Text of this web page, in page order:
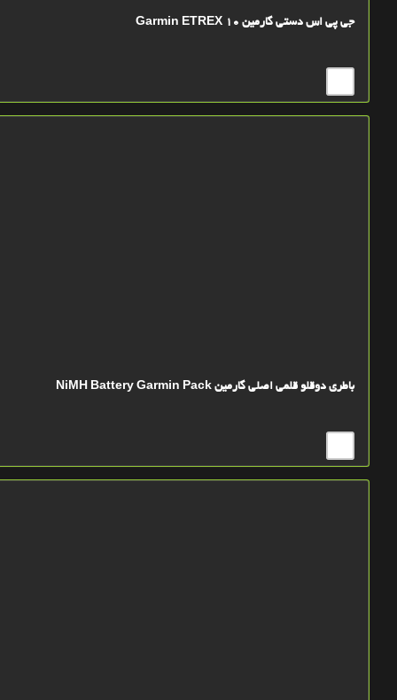
جی پی اس دستی گارمین Garmin ETREX 10
باطری دوقلو قلمی اصلی گارمین NiMH Battery Garmin Pack